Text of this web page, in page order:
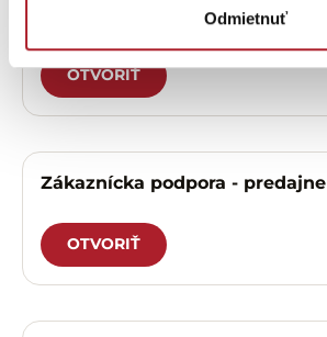
Odmietnuť
Zákaznícka podpora – eshop
OTVORIŤ
Zákaznícka podpora - predajne
OTVORIŤ